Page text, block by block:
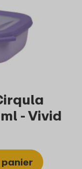
- Vivid